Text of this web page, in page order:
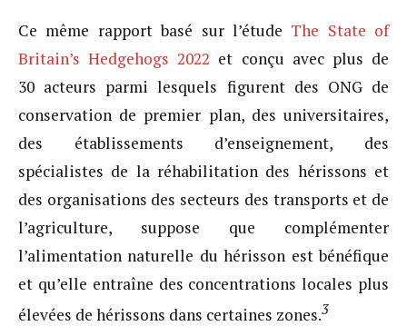
Ce même rapport basé sur l’étude The State of
Britain’s Hedgehogs 2022 et conçu avec plus de
30 acteurs parmi lesquels figurent des ONG de
conservation de premier plan, des universitaires,
des établissements d’enseignement, des
spécialistes de la réhabilitation des hérissons et
des organisations des secteurs des transports et de
l’agriculture, suppose que complémenter
l’alimentation naturelle du hérisson est bénéfique
et qu’elle entraîne des concentrations locales plus
élevées de hérissons dans certaines zones.3